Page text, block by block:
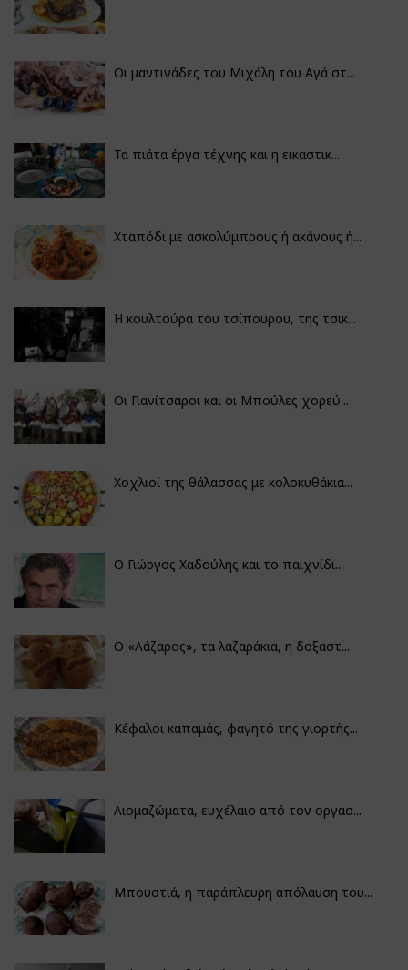
Οι μαντινάδες του Μιχάλη του Αγά στ...
Τα πιάτα έργα τέχνης και η εικαστικ...
Χταπόδι με ασκολύμπρους ή ακάνους ή...
Η κουλτούρα του τσίπουρου, της τσικ...
Οι Γιανίτσαροι και οι Μπούλες χορεύ...
Χοχλιοί της θάλασσας με κολοκυθάκια...
Ο Γιώργος Χαδούλης και το παιχνίδι...
Ο «Λάζαρος», τα λαζαράκια, η δοξαστ...
Κέφαλοι καπαμάς, φαγητό της γιορτής...
Λιομαζώματα, ευχέλαιο από τον οργασ...
Μπουστιά, η παράπλευρη απόλαυση του...